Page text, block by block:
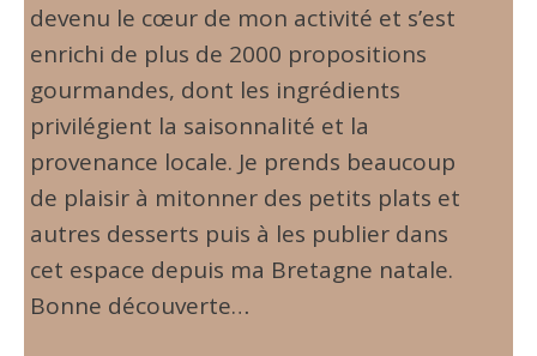
devenu le cœur de mon activité et s’est
enrichi de plus de 2000 propositions
gourmandes, dont les ingrédients
privilégient la saisonnalité et la
provenance locale. Je prends beaucoup
de plaisir à mitonner des petits plats et
autres desserts puis à les publier dans
cet espace depuis ma Bretagne natale.
Bonne découverte…